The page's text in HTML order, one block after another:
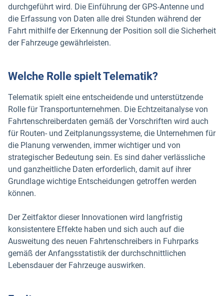
durchgeführt wird. Die Einführung der GPS-Antenne und
die Erfassung von Daten alle drei Stunden während der
Fahrt mithilfe der Erkennung der Position soll die Sicherheit
der Fahrzeuge gewährleisten.
Welche Rolle spielt Telematik?
Telematik spielt eine entscheidende und unterstützende
Rolle für Transportunternehmen. Die Echtzeitanalyse von
Fahrtenschreiberdaten gemäß der Vorschriften wird auch
für Routen- und Zeitplanungssysteme, die Unternehmen für
die Planung verwenden, immer wichtiger und von
strategischer Bedeutung sein. Es sind daher verlässliche
und ganzheitliche Daten erforderlich, damit auf ihrer
Grundlage wichtige Entscheidungen getroffen werden
können.
Der Zeitfaktor dieser Innovationen wird langfristig
konsistentere Effekte haben und sich auch auf die
Ausweitung des neuen Fahrtenschreibers in Fuhrparks
gemäß der Anfangsstatistik der durchschnittlichen
Lebensdauer der Fahrzeuge auswirken.